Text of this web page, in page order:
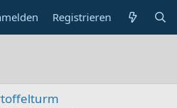
Registrieren